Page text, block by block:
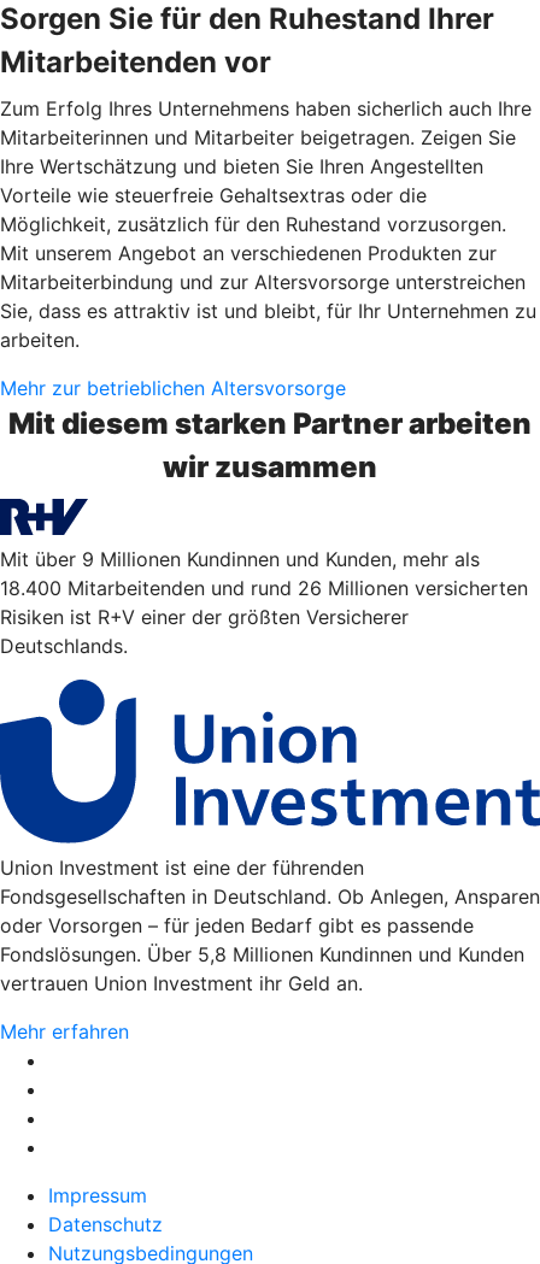
Sorgen Sie für den Ruhestand Ihrer
Mitarbeitenden vor
Zum Erfolg Ihres Unternehmens haben sicherlich auch Ihre
Mitarbeiterinnen und Mitarbeiter beigetragen. Zeigen Sie
Ihre Wertschätzung und bieten Sie Ihren Angestellten
Vorteile wie steuerfreie Gehaltsextras oder die
Möglichkeit, zusätzlich für den Ruhestand vorzusorgen.
Mit unserem Angebot an verschiedenen Produkten zur
Mitarbeiterbindung und zur Altersvorsorge unterstreichen
Sie, dass es attraktiv ist und bleibt, für Ihr Unternehmen zu
arbeiten.
Mehr zur betrieblichen Altersvorsorge
Mit diesem starken Partner arbeiten
wir zusammen
Mit über 9 Millionen Kundinnen und Kunden, mehr als
18.400 Mitarbeitenden und rund 26 Millionen versicherten
Risiken ist R+V einer der größten Versicherer
Deutschlands.
Union Investment ist eine der führenden
Fondsgesellschaften in Deutschland. Ob Anlegen, Ansparen
oder Vorsorgen – für jeden Bedarf gibt es passende
Fondslösungen. Über 5,8 Millionen Kundinnen und Kunden
vertrauen Union Investment ihr Geld an.
Mehr erfahren
Impressum
Datenschutz
Nutzungsbedingungen